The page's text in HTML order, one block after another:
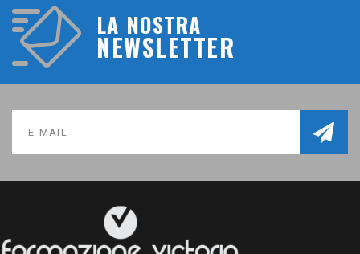
LA NOSTRA
NEWSLETTER